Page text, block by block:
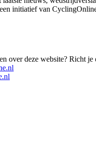
initiatief van
over deze website? Richt je